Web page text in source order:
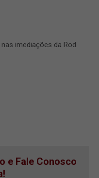
imediações da Rod.
e Fale Conosco